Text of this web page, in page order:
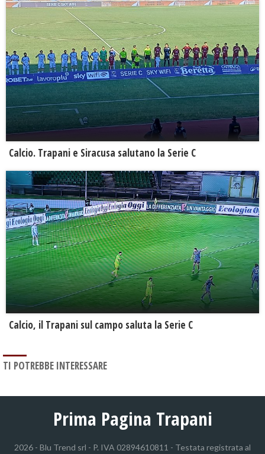
Calcio. Trapani e Siracusa salutano la Serie C
Calcio, il Trapani sul campo saluta la Serie C
TI POTREBBE INTERESSARE
Prima Pagina Trapani
2026 - Blu Trend srl - P. IVA 02894610811 - Testata registrata al